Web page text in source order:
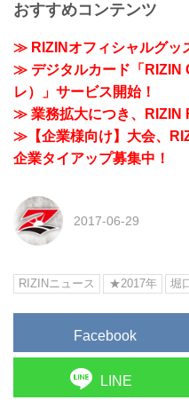
おすすめコンテンツ
≫ RIZINオフィシャルグッ
≫ デジタルカード「RIZIN
レ）」サービス開始！
≫ 業務拡大につき、RIZIN
≫【企業様向け】大会、
企業タイアップ募集中！
2017-06-29
RIZINニュース ★2017年 堀
Facebook
LINE